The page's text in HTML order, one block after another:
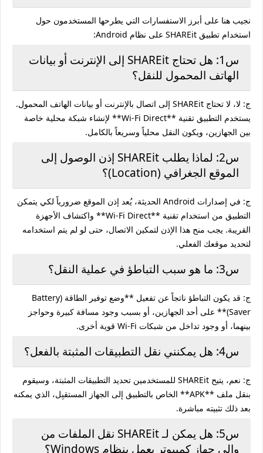
نجيب هنا على أبرز الاستفسارات التي يطرحها المستخدمون حول
استخدام تطبيق SHAREit على نظام Android:
س1: هل تحتاج SHAREit إلى الإنترنت أو بيانات
الهاتف المحمول للنقل؟
ج: لا، لا تحتاج SHAREit إلى اتصال بالإنترنت أو بيانات الهاتف المحمول.
يستخدم التطبيق تقنية **Wi-Fi Direct** لإنشاء شبكة محلية خاصة
بين الجهازين، ويكون النقل محلياً وسريعاً بالكامل.
س2: لماذا يطلب SHAREit إذن الوصول إلى
الموقع الجغرافي (Location)؟
ج: في إصدارات Android الحديثة، يُعد إذن الموقع ضرورياً لكي يتمكن
التطبيق من استخدام تقنية **Wi-Fi Direct** واكتشاف الأجهزة
القريبة. يجب منح هذا الإذن لتمكين الاتصال، حتى لو لم يتم استخدامه
لتحديد موقعك الفعلي.
س3: ما هو سبب التباطؤ في عملية النقل؟
ج: قد يكون التباطؤ ناتجاً عن تفعيل **وضع توفير الطاقة (Battery
Saver)** على أحد الجهازين، أو بسبب وجود مسافة كبيرة وحواجز
بينهما، أو وجود تداخل من شبكات Wi-Fi قوية أخرى.
س4: هل يمكنني نقل التطبيقات المثبتة بالفعل؟
ج: نعم، يتيح SHAREit للمستخدمين تحديد التطبيقات المثبتة، وسيقوم
بنقل ملف **APK** الخاص بالتطبيق إلى الجهاز المستقبِل، الذي يمكنه
بعد ذلك تثبيته مباشرة.
س5: هل يمكن لـ SHAREit نقل الملفات من
وإلى جهاز كمبيوتر يعمل بنظام Windows؟